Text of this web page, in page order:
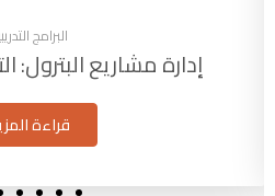
البرامج
إدارة مشاريع البترول:
قراءة